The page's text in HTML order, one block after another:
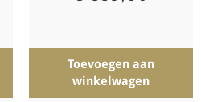
Toevoegen aan
winkelwagen